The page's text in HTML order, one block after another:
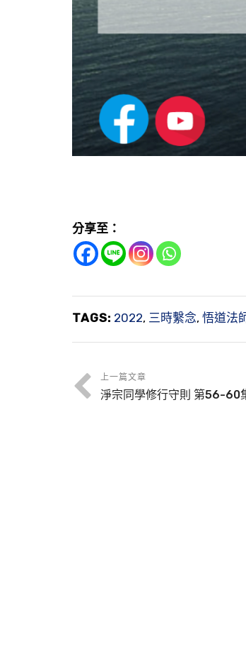
分享至：
TAGS: 2022, 三時繫念, 悟道法
上一篇文章
淨宗同學修行守則 第56-60